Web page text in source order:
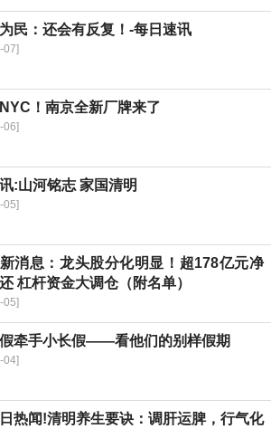
民：还会有反复！-每日速讯
07]
NYC！南京全新厂牌来了
06]
:山河铭志 家国清明
05]
消息：龙头股分化明显！超178亿元净
杠杆资金大调仓（附名单）
05]
牵手小长假——看他们的别样假期
04]
热闻!清明养生要诀：调肝运脾，行气化